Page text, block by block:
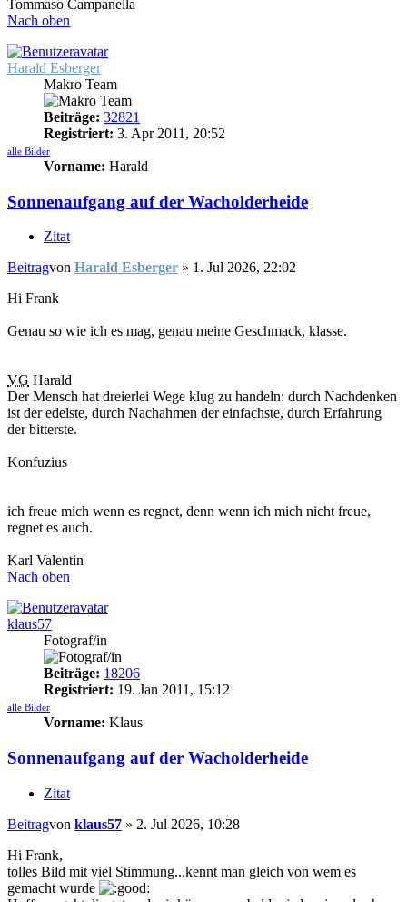
Tommaso Campanella
Nach oben
Harald Esberger
Makro Team
Beiträge: 32821
Registriert: 3. Apr 2011, 20:52
alle Bilder
Vorname: Harald
Sonnenaufgang auf der Wacholderheide
Zitat
Beitragvon Harald Esberger » 1. Jul 2026, 22:02
Hi Frank
Genau so wie ich es mag, genau meine Geschmack, klasse.
VG Harald
Der Mensch hat dreierlei Wege klug zu handeln: durch Nachdenken
ist der edelste, durch Nachahmen der einfachste, durch Erfahrung
der bitterste.
Konfuzius
ich freue mich wenn es regnet, denn wenn ich mich nicht freue,
regnet es auch.
Karl Valentin
Nach oben
klaus57
Fotograf/in
Beiträge: 18206
Registriert: 19. Jan 2011, 15:12
alle Bilder
Vorname: Klaus
Sonnenaufgang auf der Wacholderheide
Zitat
Beitragvon klaus57 » 2. Jul 2026, 10:28
Hi Frank,
tolles Bild mit viel Stimmung...kennt man gleich von wem es
gemacht wurde